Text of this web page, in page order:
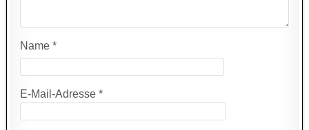
Name*
E-Mail-Adresse*